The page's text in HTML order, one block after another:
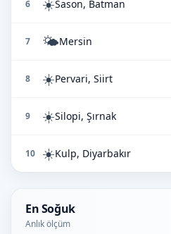
6 ☀️Sason, Batman
7 🌤️Mersin
8 ☀️Pervari, Siirt
9 ☀️Silopi, Şırnak
10 ☀️Kulp, Diyarbakır
En Soğuk
Anlık ölçüm